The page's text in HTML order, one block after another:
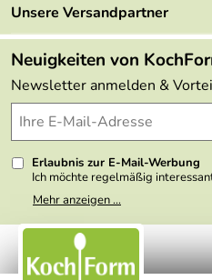
Retourenportal
FAQs
Lieferbedingungen
Delivery Terms
Kundenlogin
Angebote
Made in Germany
Themen
Wir über uns
Presse
Unsere Versandpartner
Neuigkeiten von
Newsletter anmelden &
Erlaubnis zur E-Mail-Werbung
Ich möchte regelmäßig
Meine E-Mail-Adresse wird nicht
weitergegeben. Zu statistischen
nicht erkennbar, welche konkrete
Einwilligung zur Nutzung meiner
kann ich jederzeit mit Wirkung für
den Link "Abmelden" am Ende
Mehr anzeigen ...